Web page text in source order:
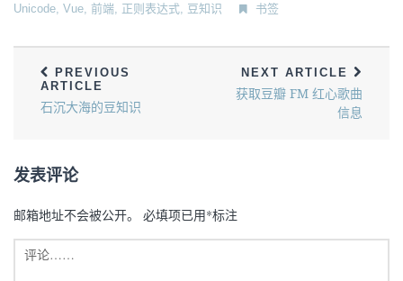
Unicode Vue 前端 正则表达式 豆知识 书签
PREVIOUS
ARTICLE
石沉大海的豆知识
NEXT ARTICLE
获取豆瓣 FM 红心歌曲
信息
发表评论
邮箱地址不会被公开。 必填项已用*标注